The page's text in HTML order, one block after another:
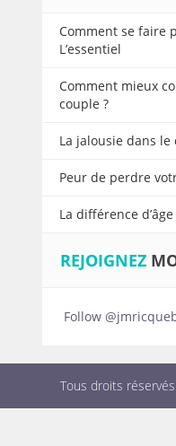
Comment se faire
L’essentiel
Comment mieux
couple ?
La jalousie dans le
Peur de perdre
La différence
REJOIGNEZ
Follow
Tous droits